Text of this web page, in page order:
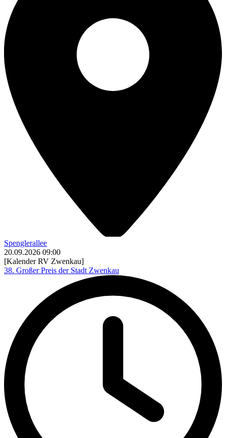
Spenglerallee
20.09.2026 09:00
[Kalender RV Zwenkau]
38. Großer Preis der Stadt Zwenkau